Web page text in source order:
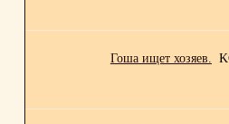
Гоша ищет хозяев.